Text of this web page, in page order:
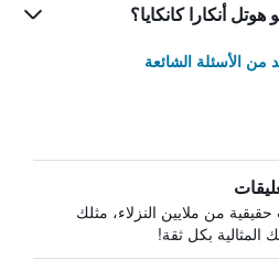
أنكارا كانكايا؟
الأسئلة الشائعة
من ملايين النزلاء، مثلك
المثالية بكل ثقة!